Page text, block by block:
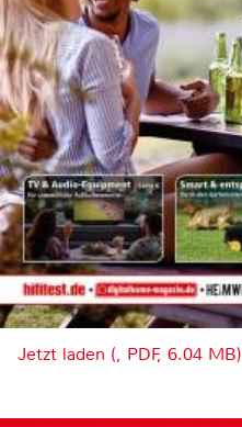
Jetzt laden (, PDF, 6.04 MB)